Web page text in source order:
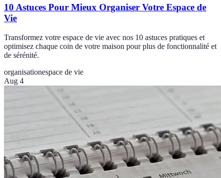
10 Astuces Pour Mieux Organiser Votre Espace de
Vie
Transformez votre espace de vie avec nos 10 astuces pratiques et
optimisez chaque coin de votre maison pour plus de fonctionnalité et
de sérénité.
organisationespace de vie
Aug 4